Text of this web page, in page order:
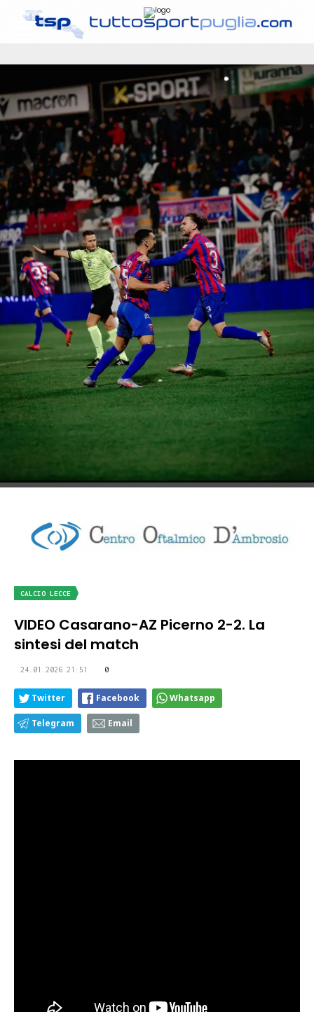
CALCIO LECCE
VIDEO Casarano-AZ Picerno 2-2. La
sintesi del match
24.01.2026 21:51 0
Twitter Facebook Whatsapp
Telegram Email